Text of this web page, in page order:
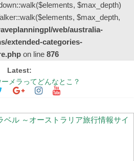
$max_depth)
$max_depth,
web/australia-
extended-categories-
on line 876
Latest:
メラってどんなとこ？
色に染まる季節 ～ジャカランダ物語
い物事情 ～レジでの会計不要！完全